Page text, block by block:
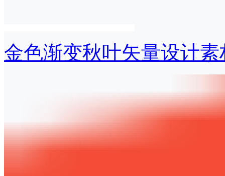
金色渐变秋叶矢量设计素